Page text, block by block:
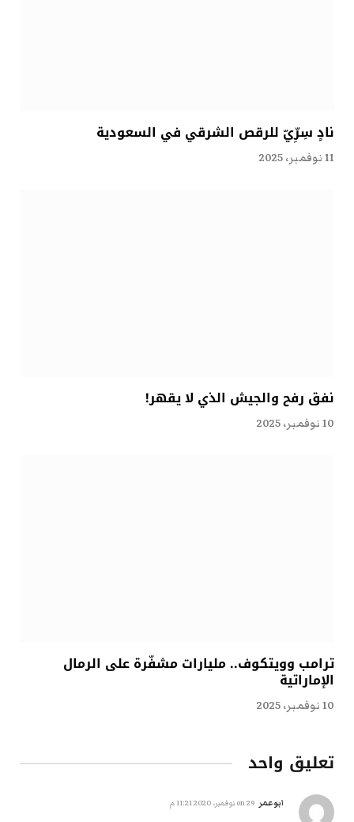
نادٍ سِرِّيّ للرقص الشرقي في السعودية
11 نوفمبر، 2025
نفق رفح والجيش الذي لا يقهر!
10 نوفمبر، 2025
ترامب وويتكوف.. مليارات مشفّرة على الرمال
الإماراتية
10 نوفمبر، 2025
تعليق واحد
ابوعمر 29 نوفمبر، 2020 11:21 م